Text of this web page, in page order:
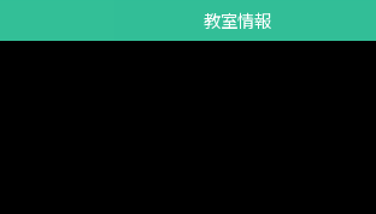
教室情報